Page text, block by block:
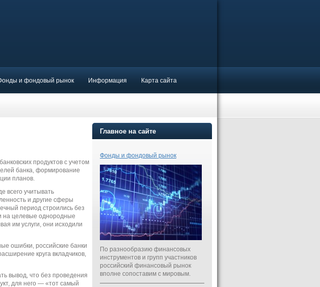
и фондовый рынок Информация Карта сайта
продуктов с учетом
банка, формирование
планов.
всего учитывать
и другие сферы
период строились без
на целевые однородные
им услуги, они исходили
ошибки, российские банки
круга вкладчиков,
вывод, что без проведения
для него — «тот самый
Главное на сайте
Фонды и фондовый рынок
По разнообразию финансовых
инструментов и групп участников
российский финансовый рынок
вполне сопоставим с мировым.